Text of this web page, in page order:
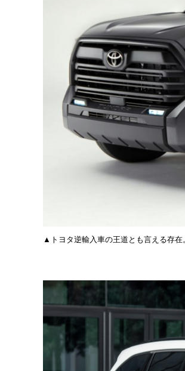
▲トヨタ逆輸入車の王道とも言える存在